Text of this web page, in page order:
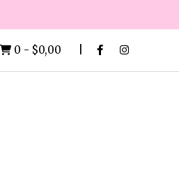
0 - $0,00